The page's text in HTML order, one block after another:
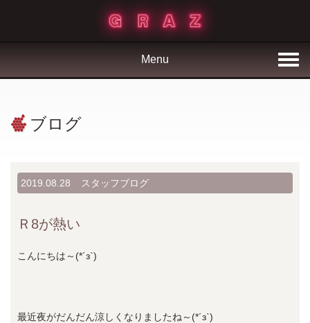
Menu
ブログ
2019.08.28 スタッフブログ
Ｒ8が熱い
こんにちは～(*´з`)
最近夜がだんだん涼しくなりましたね～(*´з`)